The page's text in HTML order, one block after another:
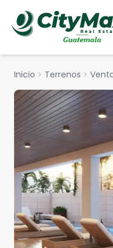
Inicio chevron_right Terrenos chevron_right